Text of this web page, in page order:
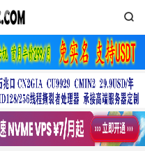
